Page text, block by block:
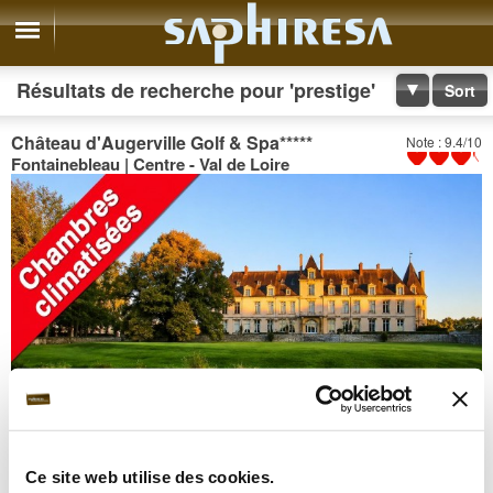
Ce site web utilise des cookies.
Résultats de recherche pour 'prestige' Sort
Note : 9.4/10
Château d'Augerville Golf & Spa*****
Fontainebleau | Centre - Val de Loire